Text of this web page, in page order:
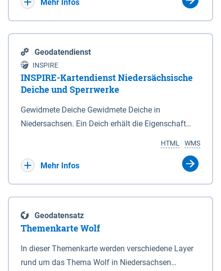
Mehr Infos
Geodatendienst
INSPIRE
INSPIRE-Kartendienst Niedersächsische
Deiche und Sperrwerke
Gewidmete Deiche Gewidmete Deiche in
Niedersachsen. Ein Deich erhält die Eigenschaft
Deichbehörde durch Verordnung ausspricht. Für
enthalten. Sperrwerke Sperrwerke sind Bauwerke
mit Sperrvorrichtungen in Tidegewässern, die dem
Schutz eines Gebietes vor erhöhten Tiden, vor allem
vor Sturmfluten, zu dienen bestimmt sind (§2 Abs.3
WMS
HTML
Mehr Infos
Geodatensatz
Themenkarte Wolf
In dieser Themenkarte werden verschiedene Layer
rund um das Thema Wolf in Niedersachsen